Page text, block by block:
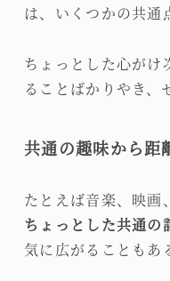
は、いくつかの共通
ちょっとした心がけ
ることばかりやき、
共通の趣味から距
たとえば音楽、映
ちょっとした共通の
気に広がることもあ